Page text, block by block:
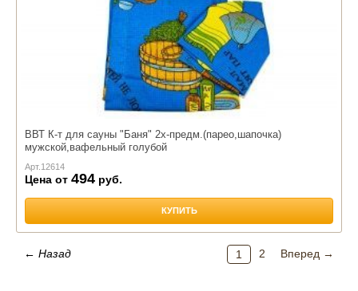
ВВТ К-т для сауны "Баня" 2х-предм.(парео,шапочка)
мужской,вафельный голубой
Арт. 12614
Цена от 494 руб.
КУПИТЬ
← Назад 1 2 Вперед →